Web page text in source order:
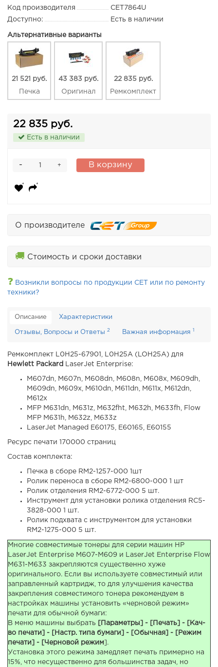
Код производителя
CET7864U
Доступно:
Есть в наличии
Альтернативные варианты
21 521 руб.
Печка
43 383 руб.
Оригинал
22 835 руб.
Ремкомплект
22 835 руб.
Есть в наличии
+
- В корзину
О производителе
🚚 Стоимость и сроки доставки
❓ Возникли вопросы по продукции CET или по ремонту
техники?
Описание Характеристики
Отзывы, Вопросы и Ответы 2 Важная информация
Ремкомплект L0H25-67901, L0H25A (LOH25A) для
Hewlett Packard
LaserJet Enterprise:
M607dn, M607n, M608dn, M608n, M608x, M609dh,
M609dn, M609x, M610dn, M611dn, M611x, M612dn,
M612x
MFP M631dn, M631z, M632fht, M632h, M633fh, Flow
MFP M631h, M632z, M633z
LaserJet Managed E60175, E60165, E60155
Ресурс печати 170000 страниц
Состав комплекта:
Печка в сборе RM2-1257-000 1шт
Ролик переноса в сборе RM2-6800-000 1 шт
Ролик отделения RM2-6772-000 5 шт.
Инструмент для установки ролика отделения RC5-
3828-000 1 шт.
Ролик подхвата с инструментом для установки
RM2-1275-000 5 шт.
Многие совместимые тонеры для серии машин HP
LaserJet Enterprise M607-M609 и LaserJet Enterprise Flow
M631-M633 закрепляются существенно хуже
оригинального. Если вы используете совместимый или
заправленный картридж, то для улучшения качества
закрепления совместимого тонера рекомендуем в
настройках машины установить «черновой режим»
печати для обычной бумаги:
В меню машины выбрать
[Параметры] - [Печать] - [Кач-
во печати] - [Настр. типа бумаги] - [Обычная] - [Режим
печати] - [Черновой режим ].
Установка этого режима замедляет печать примерно на
15%, что несущественно для большинства задач, но